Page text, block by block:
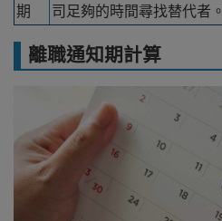
期
司足夠的時間尋找替代者。
離職通知期計算